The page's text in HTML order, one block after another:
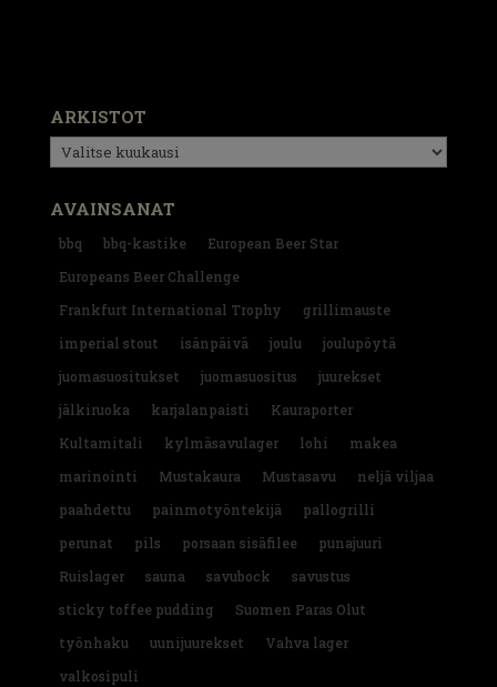
ARKISTOT
Arkistot
AVAINSANAT
bbq bbq-kastike
European Beer Star
Europeans Beer Challenge
Frankfurt International Trophy
grillimauste
imperial stout
isänpäivä joulu
joulupöytä
juomasuositukset
juomasuositus
juurekset
jälkiruoka
karjalanpaisti
Kauraporter
Kultamitali
kylmäsavulager lohi
makea
marinointi
Mustakaura Mustasavu
neljä viljaa
paahdettu
painmotyöntekijä
pallogrilli
perunat
pils porsaan sisäfilee
punajuuri
Ruislager
sauna savubock
savustus
sticky toffee pudding
Suomen Paras Olut
työnhaku
uunijuurekset
Vahva lager
valkosipuli